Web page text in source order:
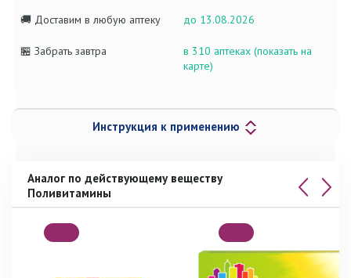
🚚 Доставим в любую аптеку до 13.08.2026
🏪 Забрать завтра
в 310 аптеках (показать на
карте)
Инструкция к применению
Аналог по действующему веществу
Поливитамины